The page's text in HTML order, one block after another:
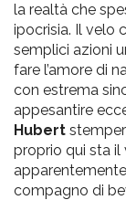
la realtà che
ipocrisia. Il velo
semplici azioni
fare l’amore di
con estrema
appesantire
Hubert
proprio qui sta il
compagno di